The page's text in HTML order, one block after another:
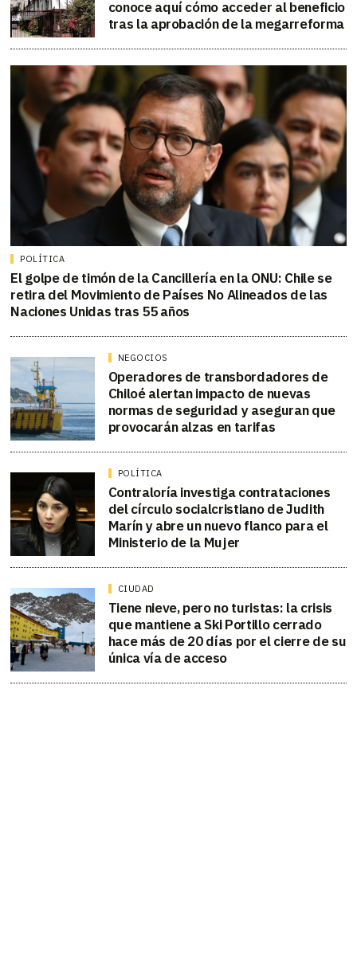
conoce aquí cómo acceder al beneficio
tras la aprobación de la megarreforma
POLÍTICA
El golpe de timón de la Cancillería en la ONU: Chile se
retira del Movimiento de Países No Alineados de las
Naciones Unidas tras 55 años
NEGOCIOS
Operadores de transbordadores de
Chiloé alertan impacto de nuevas
normas de seguridad y aseguran que
provocarán alzas en tarifas
POLÍTICA
Contraloría investiga contrataciones
del círculo socialcristiano de Judith
Marín y abre un nuevo flanco para el
Ministerio de la Mujer
CIUDAD
Tiene nieve, pero no turistas: la crisis
que mantiene a Ski Portillo cerrado
hace más de 20 días por el cierre de su
única vía de acceso